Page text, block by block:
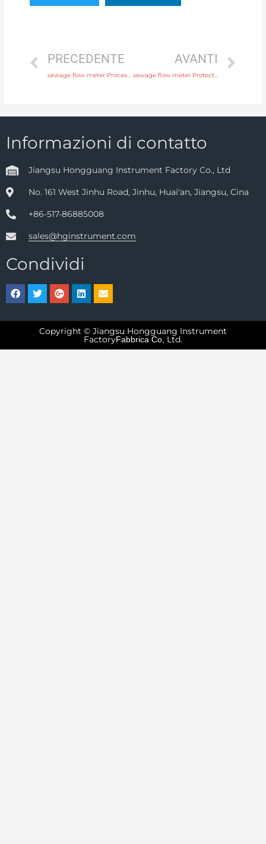
PRECEDENTE
sewage flow meter Process connection flange, thread or tri-clamp with rich production experience
AVANTI
sewage flow meter Protection IP65, IP68 Head Manufacturer
Informazioni di contatto
Jiangsu Hongguang Instrument Factory Co., Ltd
No. 161 West Jinhu Road, Jinhu, Huai'an, Jiangsu, Cina
+86-517-86885008
sales@hginstrument.com
Condividi
Copyright © Jiangsu Hongguang Instrument
FactoryFabbrica Co, Ltd.